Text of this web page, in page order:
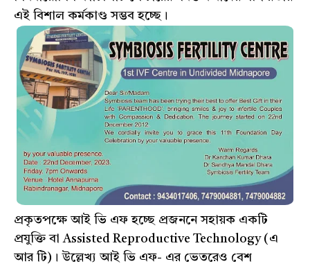
এই বিশাল কর্মকাণ্ড সম্ভব হচ্ছে।
প্রকৃতপক্ষে আই ভি এফ হচ্ছে প্রজননে সহায়ক একটি
প্রযুক্তি বা Assisted Reproductive Technology (এ
আর টি)। উল্লেখ্য আই ভি এফ- এর ভেতরেও বেশ